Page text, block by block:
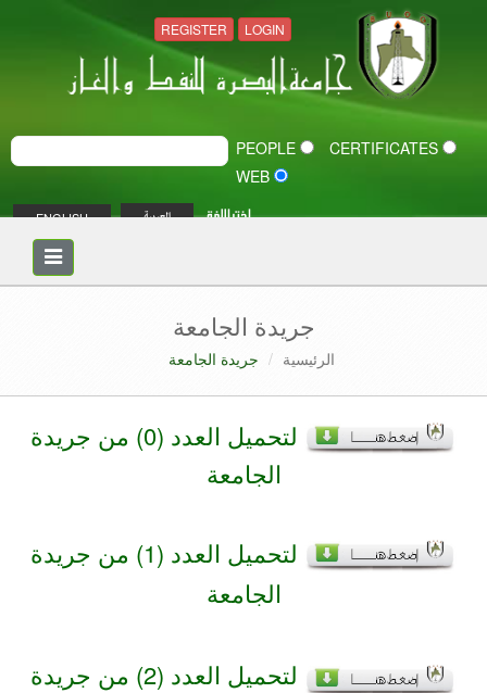
LOGIN
REGISTER
اختر اللغة العربية ENGLISH
Toggle
navigation
جريدة الجامعة
الرئيسية جريدة الجامعة
لتحميل العدد (0) من جريدة
الجامعة
لتحميل العدد (1) من جريدة
الجامعة
لتحميل العدد (2) من جريدة